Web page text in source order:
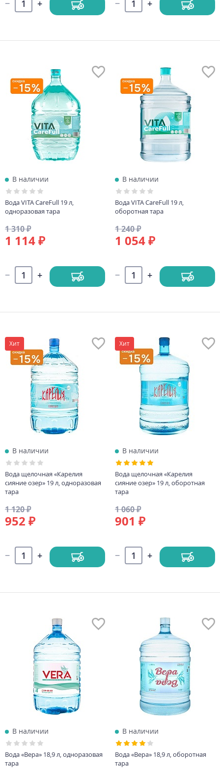
В наличии
Вода VITA CareFull 19 л,
одноразовая тара
1 310 ₽
1 114 ₽
В наличии
Вода VITA CareFull 19 л,
оборотная тара
1 240 ₽
1 054 ₽
Хит
В наличии
Вода щелочная «Карелия
сияние озер» 19 л, одноразовая
тара
1 120 ₽
952 ₽
Хит
В наличии
Вода щелочная «Карелия
сияние озер» 19 л, оборотная
тара
1 060 ₽
901 ₽
В наличии
Вода «Вера» 18,9 л, одноразовая
тара
В наличии
Вода «Вера» 18,9 л, оборотная
тара